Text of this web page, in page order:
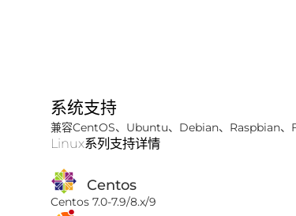
系统支持
兼容CentOS、Ubuntu、Debian、Raspbian
Linux系列支持详情
Centos
Centos 7.0-7.9/8.x/9